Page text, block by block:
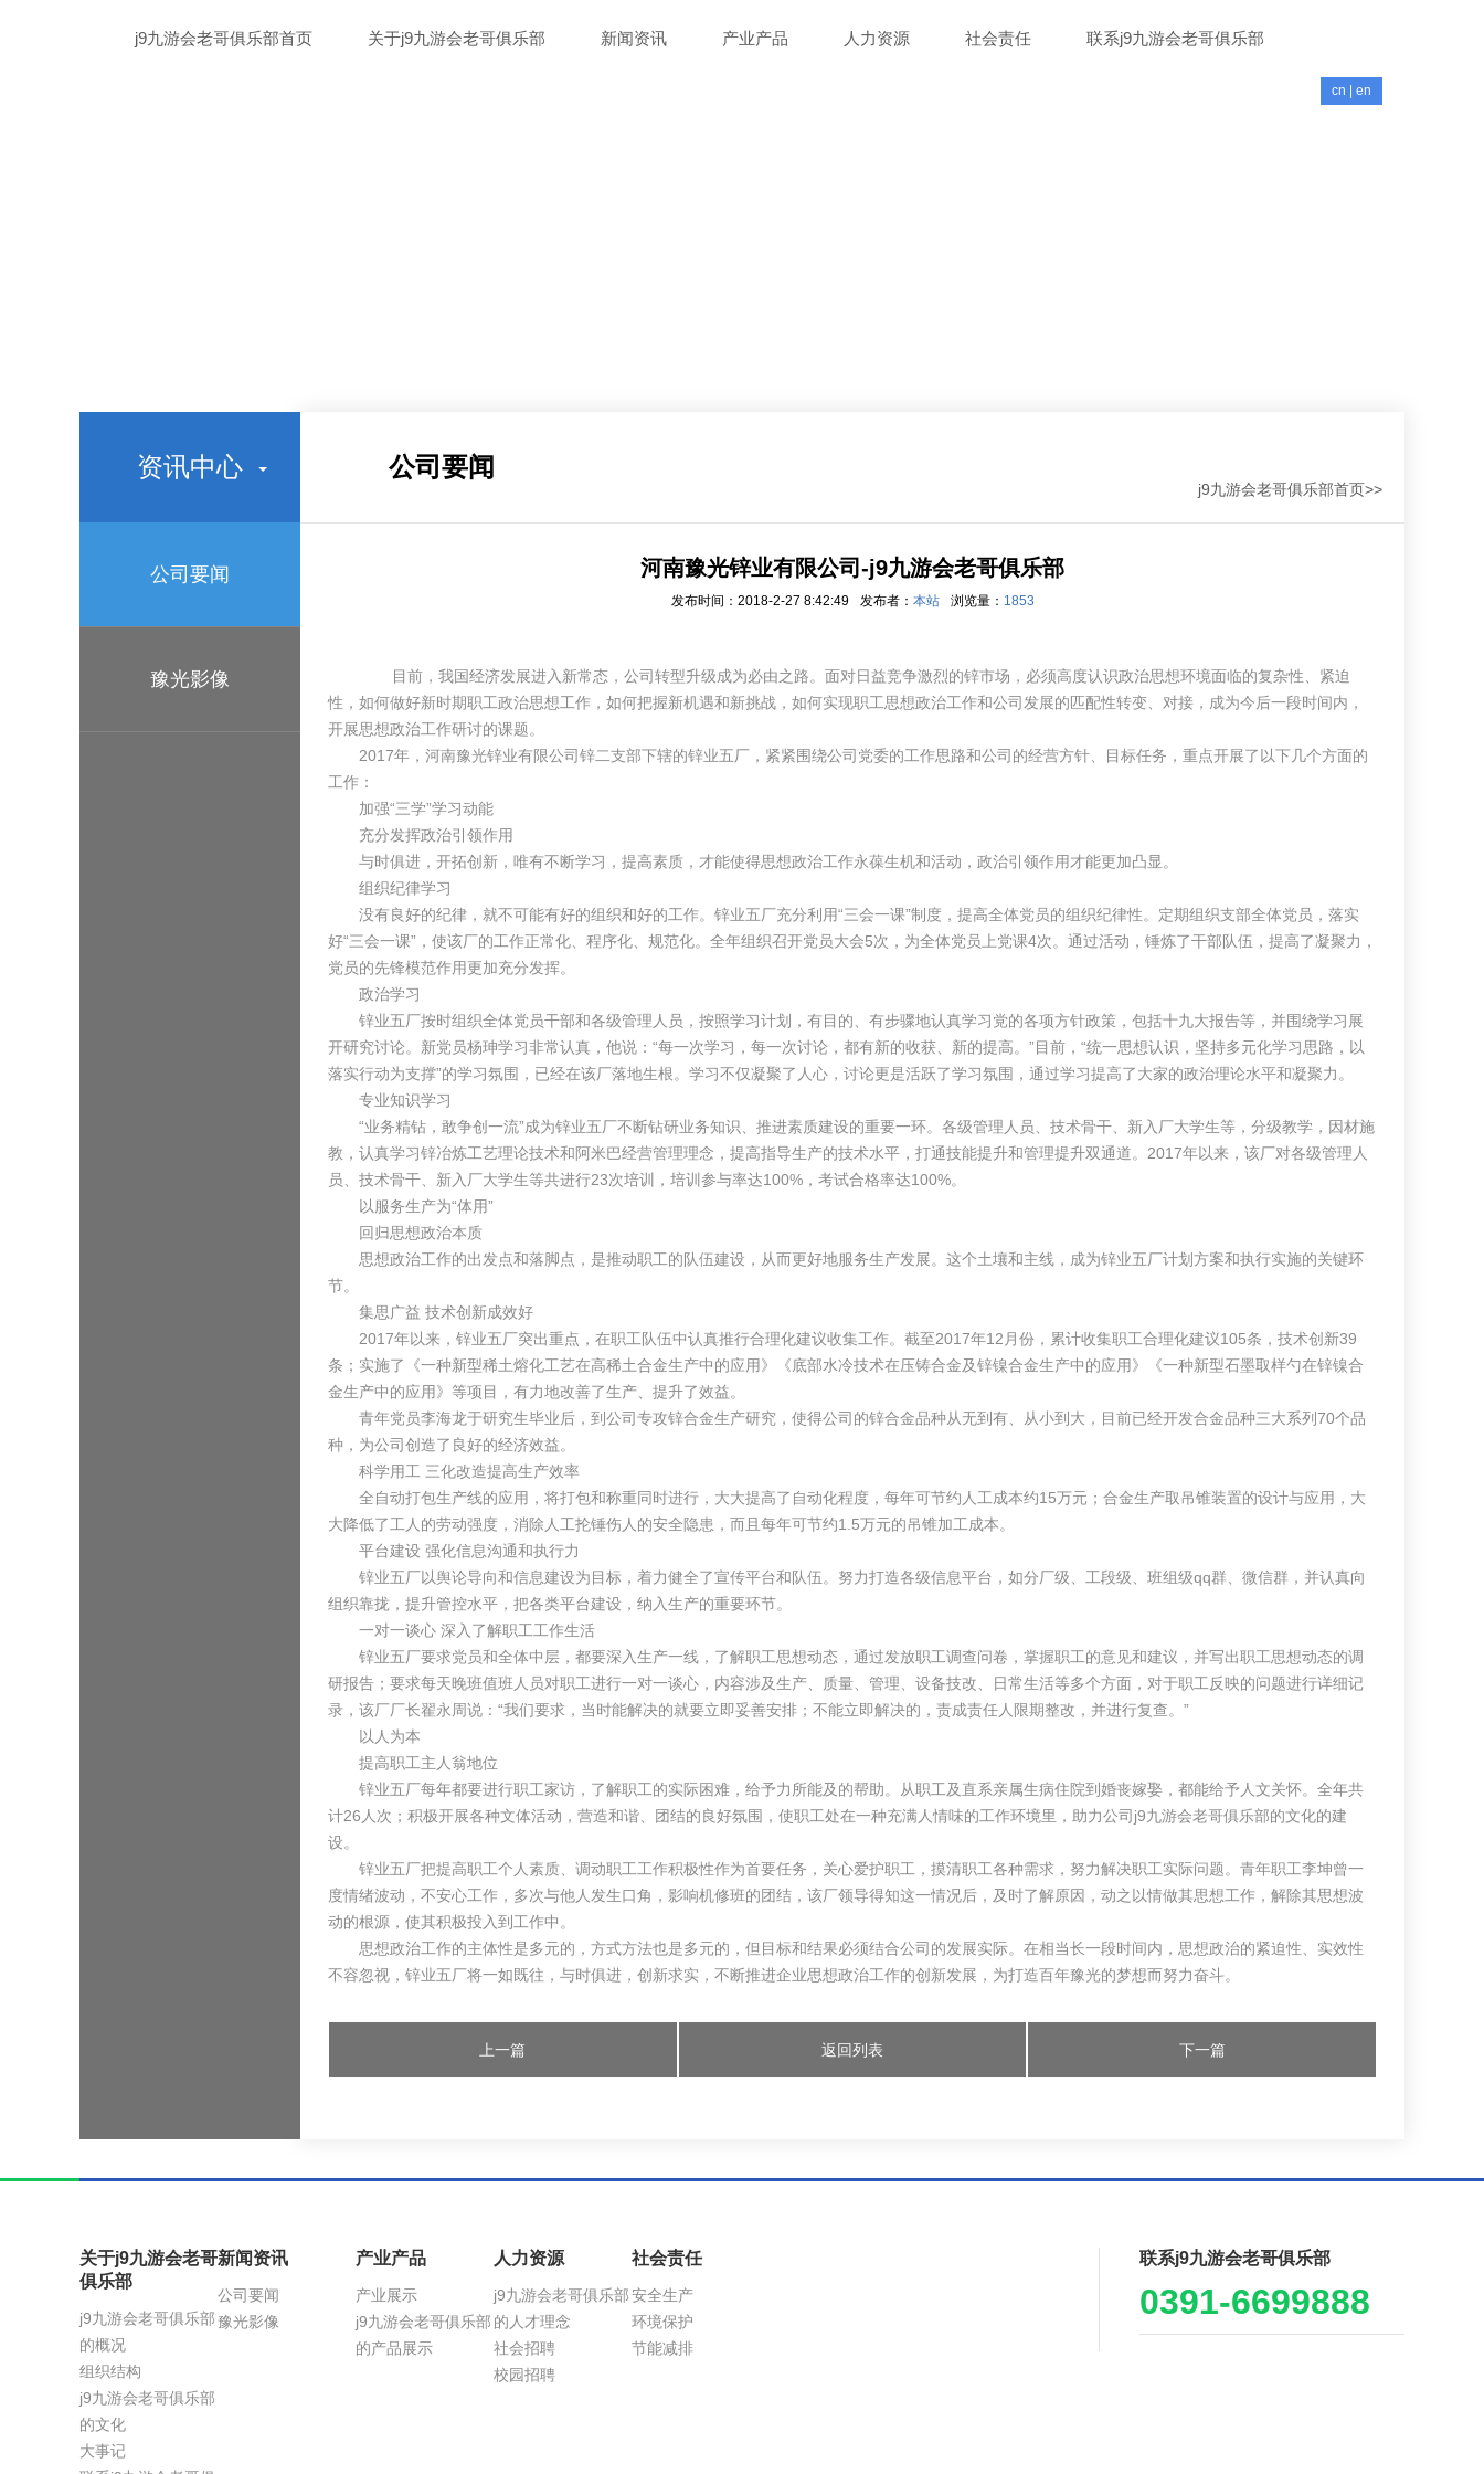
j9九游会老哥俱乐部首页 关于j9九游会老哥俱乐部 新闻资讯 产业产品 人力资源 社会责任 联系j9九游会老哥俱乐部
cn en
资讯中心
公司要闻
豫光影像
公司要闻
j9九游会老哥俱乐部首页>>
河南豫光锌业有限公司-j9九游会老哥俱乐部
发布时间：2018-2-27 8:42:49 发布者： 本站 浏览量： 1853
目前，我国经济发展进入新常态，公司转型升级成为必由之路。面对日益竞争激烈的锌市场，必须高度认识政治思想环境面临的复杂性、紧迫
性，如何做好新时期职工政治思想工作，如何把握新机遇和新挑战，如何实现职工思想政治工作和公司发展的匹配性转变、对接，成为今后一段时间内，
开展思想政治工作研讨的课题。
2017年，河南豫光锌业有限公司锌二支部下辖的锌业五厂，紧紧围绕公司党委的工作思路和公司的经营方针、目标任务，重点开展了以下几个方面的
工作：
加强“三学”学习动能
充分发挥政治引领作用
与时俱进，开拓创新，唯有不断学习，提高素质，才能使得思想政治工作永葆生机和活动，政治引领作用才能更加凸显。
组织纪律学习
没有良好的纪律，就不可能有好的组织和好的工作。锌业五厂充分利用“三会一课”制度，提高全体党员的组织纪律性。定期组织支部全体党员，落实
好“三会一课”，使该厂的工作正常化、程序化、规范化。全年组织召开党员大会5次，为全体党员上党课4次。通过活动，锤炼了干部队伍，提高了凝聚力，
党员的先锋模范作用更加充分发挥。
政治学习
锌业五厂按时组织全体党员干部和各级管理人员，按照学习计划，有目的、有步骤地认真学习党的各项方针政策，包括十九大报告等，并围绕学习展
开研究讨论。新党员杨珅学习非常认真，他说：“每一次学习，每一次讨论，都有新的收获、新的提高。”目前，“统一思想认识，坚持多元化学习思路，以
落实行动为支撑”的学习氛围，已经在该厂落地生根。学习不仅凝聚了人心，讨论更是活跃了学习氛围，通过学习提高了大家的政治理论水平和凝聚力。
专业知识学习
“业务精钻，敢争创一流”成为锌业五厂不断钻研业务知识、推进素质建设的重要一环。各级管理人员、技术骨干、新入厂大学生等，分级教学，因材施
教，认真学习锌冶炼工艺理论技术和阿米巴经营管理理念，提高指导生产的技术水平，打通技能提升和管理提升双通道。2017年以来，该厂对各级管理人
员、技术骨干、新入厂大学生等共进行23次培训，培训参与率达100%，考试合格率达100%。
以服务生产为“体用”
回归思想政治本质
思想政治工作的出发点和落脚点，是推动职工的队伍建设，从而更好地服务生产发展。这个土壤和主线，成为锌业五厂计划方案和执行实施的关键环
节。
集思广益 技术创新成效好
2017年以来，锌业五厂突出重点，在职工队伍中认真推行合理化建议收集工作。截至2017年12月份，累计收集职工合理化建议105条，技术创新39
条；实施了《一种新型稀土熔化工艺在高稀土合金生产中的应用》《底部水冷技术在压铸合金及锌镍合金生产中的应用》《一种新型石墨取样勺在锌镍合
金生产中的应用》等项目，有力地改善了生产、提升了效益。
青年党员李海龙于研究生毕业后，到公司专攻锌合金生产研究，使得公司的锌合金品种从无到有、从小到大，目前已经开发合金品种三大系列70个品
种，为公司创造了良好的经济效益。
科学用工 三化改造提高生产效率
全自动打包生产线的应用，将打包和称重同时进行，大大提高了自动化程度，每年可节约人工成本约15万元；合金生产取吊锥装置的设计与应用，大
大降低了工人的劳动强度，消除人工抡锤伤人的安全隐患，而且每年可节约1.5万元的吊锥加工成本。
平台建设 强化信息沟通和执行力
锌业五厂以舆论导向和信息建设为目标，着力健全了宣传平台和队伍。努力打造各级信息平台，如分厂级、工段级、班组级qq群、微信群，并认真向
组织靠拢，提升管控水平，把各类平台建设，纳入生产的重要环节。
一对一谈心 深入了解职工工作生活
锌业五厂要求党员和全体中层，都要深入生产一线，了解职工思想动态，通过发放职工调查问卷，掌握职工的意见和建议，并写出职工思想动态的调
研报告；要求每天晚班值班人员对职工进行一对一谈心，内容涉及生产、质量、管理、设备技改、日常生活等多个方面，对于职工反映的问题进行详细记
录，该厂厂长翟永周说：“我们要求，当时能解决的就要立即妥善安排；不能立即解决的，责成责任人限期整改，并进行复查。”
以人为本
提高职工主人翁地位
锌业五厂每年都要进行职工家访，了解职工的实际困难，给予力所能及的帮助。从职工及直系亲属生病住院到婚丧嫁娶，都能给予人文关怀。全年共
计26人次；积极开展各种文体活动，营造和谐、团结的良好氛围，使职工处在一种充满人情味的工作环境里，助力公司j9九游会老哥俱乐部的文化的建
设。
锌业五厂把提高职工个人素质、调动职工工作积极性作为首要任务，关心爱护职工，摸清职工各种需求，努力解决职工实际问题。青年职工李坤曾一
度情绪波动，不安心工作，多次与他人发生口角，影响机修班的团结，该厂领导得知这一情况后，及时了解原因，动之以情做其思想工作，解除其思想波
动的根源，使其积极投入到工作中。
思想政治工作的主体性是多元的，方式方法也是多元的，但目标和结果必须结合公司的发展实际。在相当长一段时间内，思想政治的紧迫性、实效性
不容忽视，锌业五厂将一如既往，与时俱进，创新求实，不断推进企业思想政治工作的创新发展，为打造百年豫光的梦想而努力奋斗。
上一篇 返回列表 下一篇
关于j9九游会老哥
俱乐部
j9九游会老哥俱乐部
的概况
组织结构
j9九游会老哥俱乐部
的文化
大事记
新闻资讯
公司要闻
豫光影像
产业产品
产业展示
j9九游会老哥俱乐部
的产品展示
人力资源
j9九游会老哥俱乐部
的人才理念
社会招聘
校园招聘
社会责任
安全生产
环境保护
节能减排
联系j9九游会老哥俱乐部
0391-6699888